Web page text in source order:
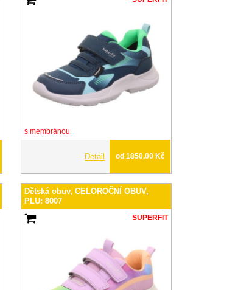
s membránou
Detail od 1850.00 Kč
Dětská obuv, CELOROČNÍ OBUV,
PLU: 8007
SUPERFIT